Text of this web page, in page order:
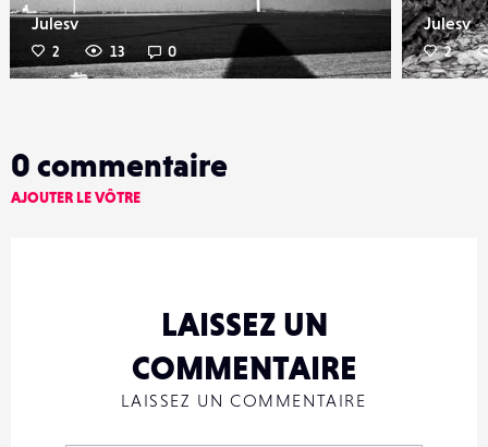
Julesv
2 13 0
Julesv
2
0 commentaire
AJOUTER LE VÔTRE
LAISSEZ UN
COMMENTAIRE
LAISSEZ UN COMMENTAIRE